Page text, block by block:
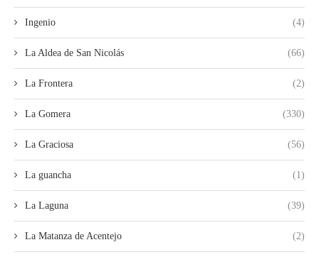
Ingenio (4)
La Aldea de San Nicolás (66)
La Frontera (2)
La Gomera (330)
La Graciosa (56)
La guancha (1)
La Laguna (39)
La Matanza de Acentejo (2)